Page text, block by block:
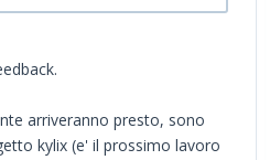
arriveranno presto, sono
kylix (e' il prossimo lavoro